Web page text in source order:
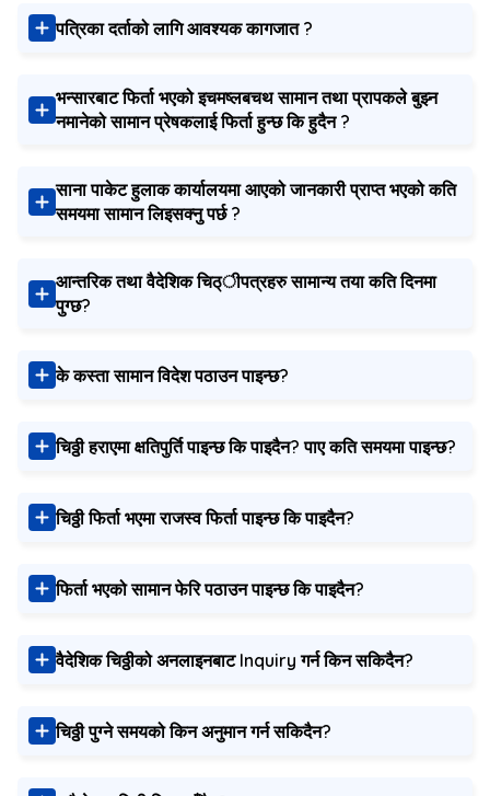
पत्रिका दर्ताको लागि आवश्यक कागजात ?
भन्सारबाट फिर्ता भएको इचमष्लबचथ सामान तथा प्रापकले बुझ्न
नमानेको सामान प्रेषकलाई फिर्ता हुन्छ कि हुदैन ?
साना पाकेट हुलाक कार्यालयमा आएको जानकारी प्राप्त भएको कति
समयमा सामान लिइसक्नु पर्छ ?
आन्तरिक तथा वैदेशिक चिठ्ीपत्रहरु सामान्य तया कति दिनमा
पुग्छ?
के कस्ता सामान विदेश पठाउन पाइन्छ?
चिठ्ठी हराएमा क्षतिपुर्ति पाइन्छ कि पाइदैन? पाए कति समयमा पाइन्छ?
चिठ्ठी फिर्ता भएमा राजस्व फिर्ता पाइन्छ कि पाइदैन?
फिर्ता भएको सामान फेरि पठाउन पाइन्छ कि पाइदैन?
वैदेशिक चिठ्ठीको अनलाइनबाट Inquiry गर्न किन सकिदैन?
चिठ्ठी पुग्ने समयको किन अनुमान गर्न सकिदैन?